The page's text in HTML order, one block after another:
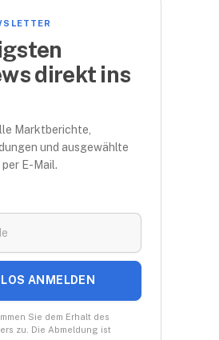
direkt ins
Marktberichte,
und ausgewählte
E-Mail.
ANMELDEN
Sie dem Erhalt des
zu. Die Abmeldung ist